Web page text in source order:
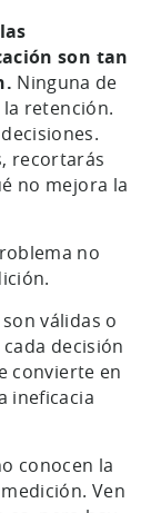
las
son tan
Ninguna de
retención.
recortarás
no mejora la
no
válidas o
decisión
convierte en
ineficacia
conocen la
Ven